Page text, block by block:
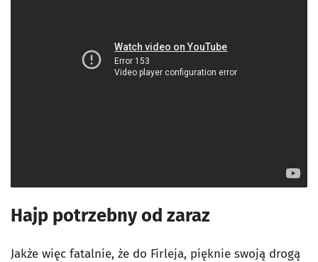
Hajp potrzebny od zaraz
Jakże więc fatalnie, że do Firleja, pięknie swoją drogą